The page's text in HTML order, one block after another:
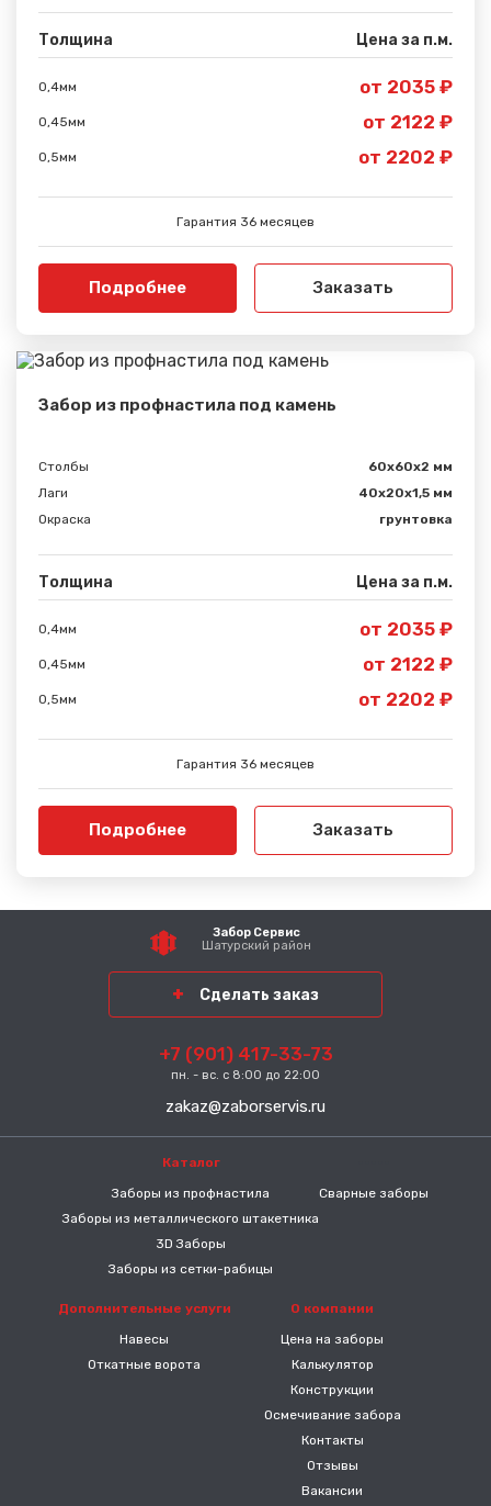
Толщина Цена за п.м.
0,4мм от 2035 ₽
0,45мм от 2122 ₽
0,5мм от 2202 ₽
Гарантия 36 месяцев
Подробнее Заказать
Забор из профнастила под камень
Столбы
60х60х2 мм
Лаги
40х20х1,5 мм
Окраска
грунтовка
Толщина Цена за п.м.
0,4мм от 2035 ₽
0,45мм от 2122 ₽
0,5мм от 2202 ₽
Гарантия 36 месяцев
Подробнее Заказать
Забор Сервис
Шатурский район
Сделать заказ
+7 (901) 417-33-73
пн. - вс. с 8:00 до 22:00
zakaz@zaborservis.ru
Каталог
Заборы из профнастила
Заборы из металлического штакетника
3D Заборы
Заборы из сетки-рабицы
Сварные заборы
Дополнительные услуги
Навесы
Откатные ворота
О компании
Цена на заборы
Калькулятор
Конструкции
Осмечивание забора
Контакты
Отзывы
Вакансии